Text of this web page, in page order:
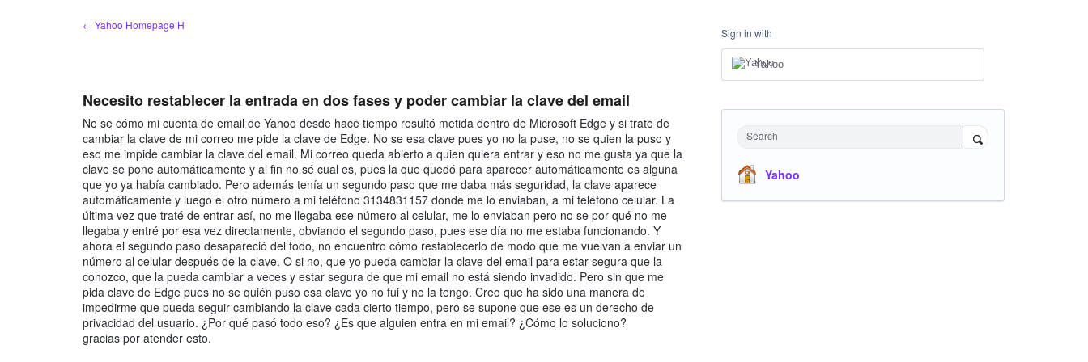
← Yahoo Homepage H
Necesito restablecer la entrada en dos fases y poder cambiar la clave del email
No se cómo mi cuenta de email de Yahoo desde hace tiempo resultó metida dentro de Microsoft Edge y si trato de
cambiar la clave de mi correo me pide la clave de Edge. No se esa clave pues yo no la puse, no se quien la puso y
eso me impide cambiar la clave del email. Mi correo queda abierto a quien quiera entrar y eso no me gusta ya que la
clave se pone automáticamente y al fin no sé cual es, pues la que quedó para aparecer automáticamente es alguna
que yo ya había cambiado. Pero además tenía un segundo paso que me daba más seguridad, la clave aparece
automáticamente y luego el otro número a mi teléfono 3134831157 donde me lo enviaban, a mi teléfono celular. La
última vez que traté de entrar así, no me llegaba ese número al celular, me lo enviaban pero no se por qué no me
llegaba y entré por esa vez directamente, obviando el segundo paso, pues ese día no me estaba funcionando. Y
ahora el segundo paso desapareció del todo, no encuentro cómo restablecerlo de modo que me vuelvan a enviar un
número al celular después de la clave. O si no, que yo pueda cambiar la clave del email para estar segura que la
conozco, que la pueda cambiar a veces y estar segura de que mi email no está siendo invadido. Pero sin que me
pida clave de Edge pues no se quién puso esa clave yo no fui y no la tengo. Creo que ha sido una manera de
impedirme que pueda seguir cambiando la clave cada cierto tiempo, pero se supone que ese es un derecho de
privacidad del usuario. ¿Por qué pasó todo eso? ¿Es que alguien entra en mi email? ¿Cómo lo soluciono?
gracias por atender esto.
Sign in with
Yahoo
Search
Yahoo